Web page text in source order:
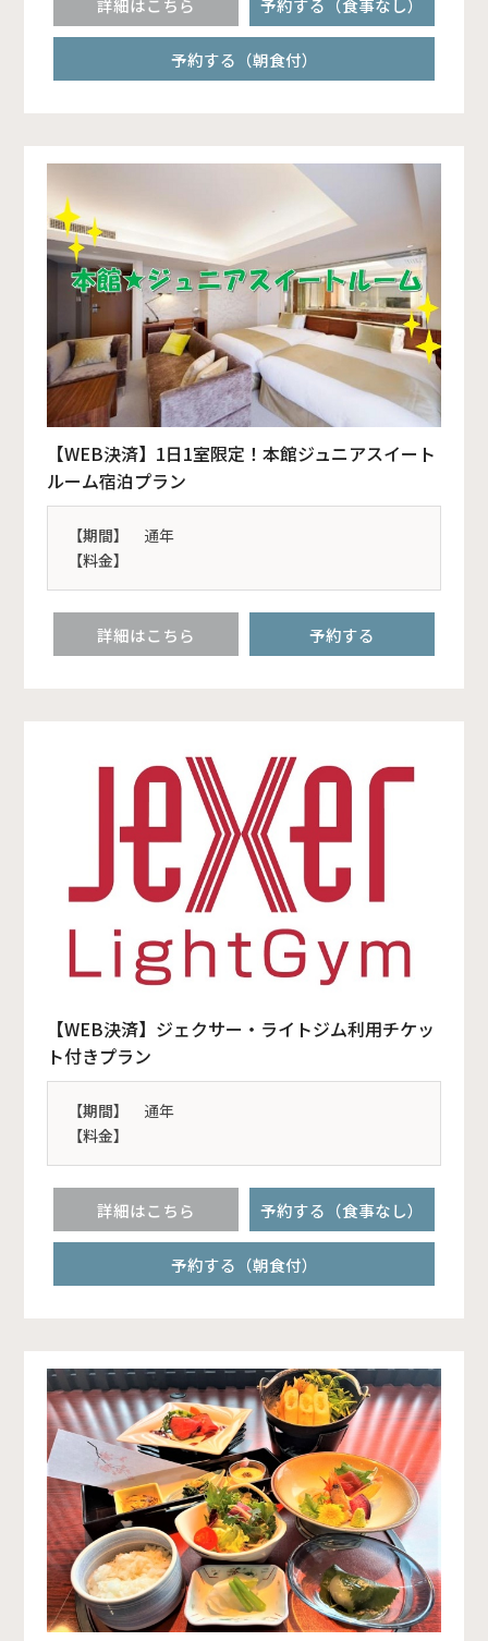
詳細はこちら 予約する（食事なし）
予約する（朝食付）
【WEB決済】1日1室限定！本館ジュニアスイート
ルーム宿泊プラン
【期間】
通年
【料金】
詳細はこちら 予約する
【WEB決済】ジェクサー・ライトジム利用チケッ
ト付きプラン
【期間】
通年
【料金】
詳細はこちら 予約する（食事なし）
予約する（朝食付）